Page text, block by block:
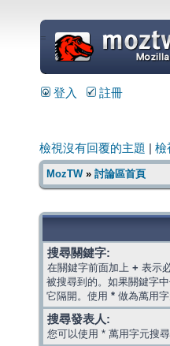
=
登入 註冊
檢視沒有回覆的主題 檢
MozTW» 討論區首頁
搜尋關鍵字:
在關鍵字前面加上 + 表示
被搜尋到的。如果關鍵字
它隔開。使用 * 做為萬用字
搜尋發表人:
您可以使用 * 萬用字元搜尋